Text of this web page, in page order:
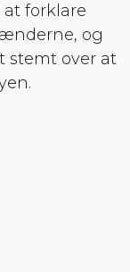
forklare
og
stemt over at